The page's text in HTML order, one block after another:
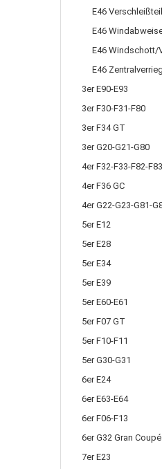
E46
E46
E46 Windschott/
E46
3er E90-E93
3er F30-F31-F80
3er F34 GT
3er G20-G21-G80
4er F32-F33-F82-F83
4er F36 GC
4er G22-G23-G81-
5er E12
5er E28
5er E34
5er E39
5er E60-E61
5er F07 GT
5er F10-F11
5er G30-G31
6er E24
6er E63-E64
6er F06-F13
6er G32 Gran Coupé
7er E23